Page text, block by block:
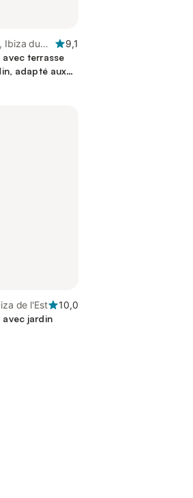
Ibiza du
9,1
terrasse
adapté aux
de l'Est
10,0
jardin